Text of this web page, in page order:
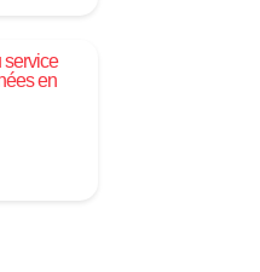
service
en